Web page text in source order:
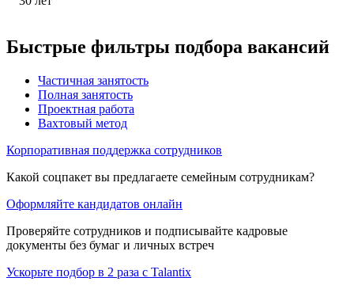
Быстрые фильтры подбора вакансий
Частичная занятость
Полная занятость
Проектная работа
Вахтовый метод
Корпоративная поддержка сотрудников
Какой соцпакет вы предлагаете семейным сотрудникам?
Оформляйте кандидатов онлайн
Проверяйте сотрудников и подписывайте кадровые
документы без бумаг и личных встреч
Ускорьте подбор в 2 раза с Talantix